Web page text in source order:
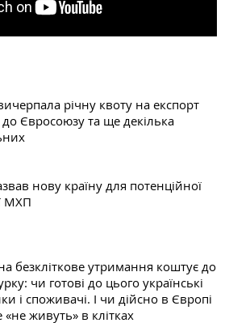
річну квоту на експорт
Євросоюзу та ще декілька
нову країну для потенційної
МХП
безкліткове утримання коштує до
чи готові до цього українські
і споживачі. І чи дійсно в Європі
живуть» в клітках